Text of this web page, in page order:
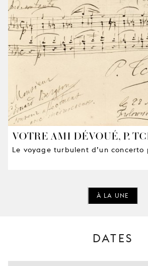
VOTRE AMI DÉVOUÉ, P.
Le voyage turbulent d’un concerto
À LA UNE
DATES